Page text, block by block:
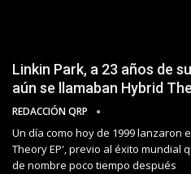
Linkin Park, a 23 años de
aún se llamaban Hybrid
REDACCIÓN QRP
Un día como hoy de 1999 lanzaron
Theory EP', previo al éxito mundial
de nombre poco tiempo después